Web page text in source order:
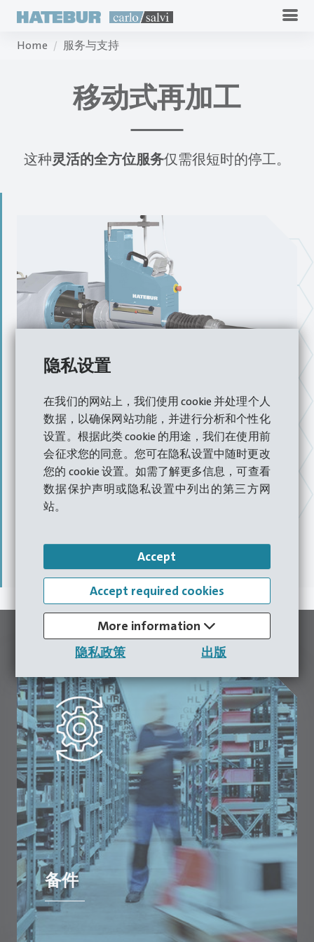
隐私设置
在我们的网站上，我们使用 cookie 并处理个人
数据，以确保网站功能，并进行分析和个性化
设置。根据此类 cookie 的用途，我们在使用前
会征求您的同意。您可在隐私设置中随时更改
您的 cookie 设置。如需了解更多信息，可查看
数据保护声明或隐私设置中列出的第三方网
站。
Accept
Accept required cookies
More information
隐私政策
出版
Home 服务与支持
移动式再加工
这种灵活的全方位服务仅需很短时的停工。
停机时间最小化
哈特贝尔提供各类移动式再加工方案，可用于大多数成型
加工作业直接在客户的生产环境中执行。无论是表面
铣削，还是剪切滑动轴、驱动轴、曲轴轴承座和顶杆孔的
精镗，我们可为各类机床提供优质服务。凭借
效地实施作业，并将重点放在解决方案上。
备件